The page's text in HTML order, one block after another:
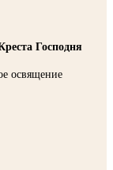
Господня
освящение